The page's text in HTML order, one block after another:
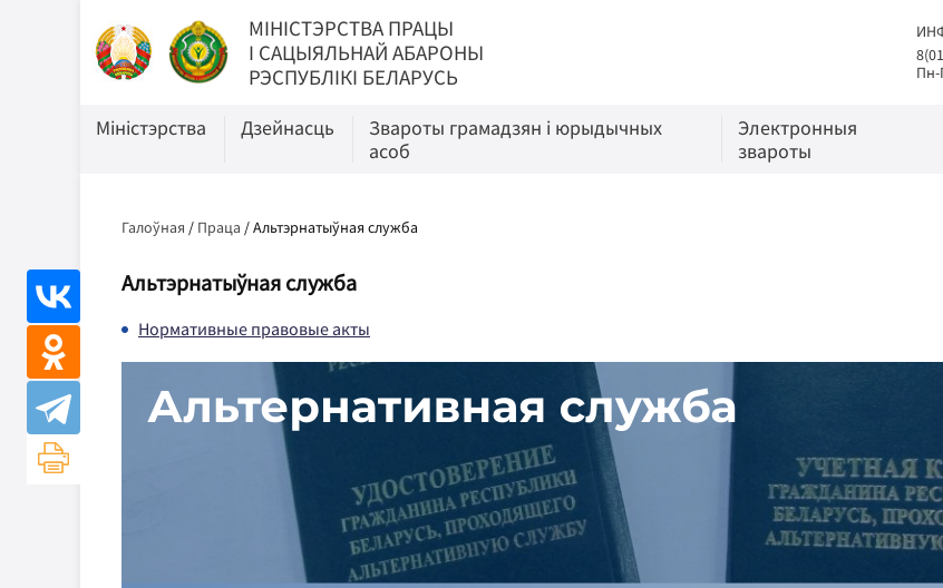
МIНIСТЭРСТВА ПРАЦЫ
I САЦЫЯЛЬНАЙ АБАРОНЫ
РЭСПУБЛІКІ БЕЛАРУСЬ
Пн-
Міністэрства Дзейнасць
Звароты грамадзян і юрыдычных
асоб
Электронныя
звароты
Галоўная / Праца /Альтэрнатыўная служба
Альтэрнатыўная служба
Нормативные правовые акты